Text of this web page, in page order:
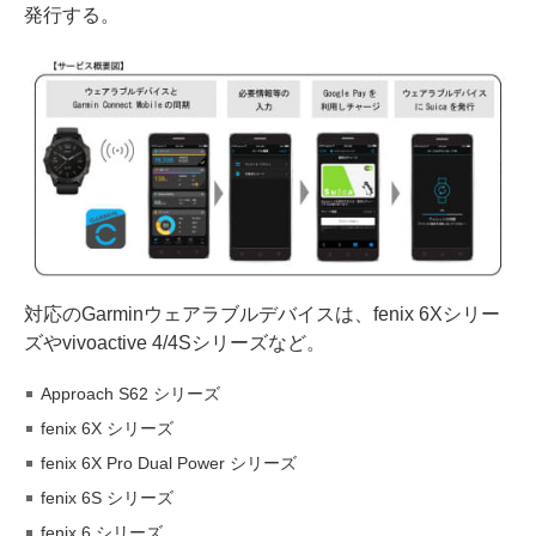
発行する。
対応のGarminウェアラブルデバイスは、fenix 6Xシリー
ズやvivoactive 4/4Sシリーズなど。
Approach S62 シリーズ
fenix 6X シリーズ
fenix 6X Pro Dual Power シリーズ
fenix 6S シリーズ